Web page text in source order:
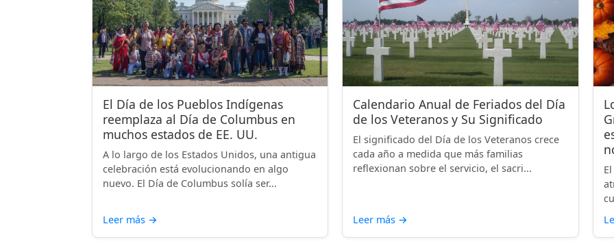
El Día de los Pueblos Indígenas
reemplaza al Día de Columbus en
muchos estados de EE. UU.
A lo largo de los Estados Unidos, una antigua
celebración está evolucionando en algo
nuevo. El Día de Columbus solía ser...
Leer más →
Calendario Anual de Feriados del Día
de los Veteranos y Su Significado
El significado del Día de los Veteranos crece
cada año a medida que más familias
reflexionan sobre el servicio, el sacri...
Leer más →